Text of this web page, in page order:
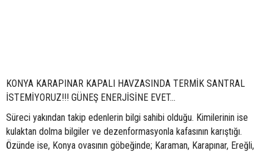
KONYA KARAPINAR KAPALI HAVZASINDA TERMİK SANTRAL
İSTEMİYORUZ!!! GÜNEŞ ENERJİSİNE EVET...
Süreci yakından takip edenlerin bilgi sahibi olduğu. Kimilerinin ise
kulaktan dolma bilgiler ve dezenformasyonla kafasının karıştığı.
Özünde ise, Konya ovasının göbeğinde; Karaman, Karapınar, Ereğli,